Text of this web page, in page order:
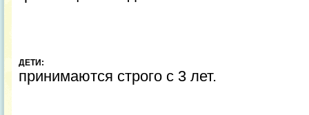
ДЕТИ:
принимаются строго с 3 лет.